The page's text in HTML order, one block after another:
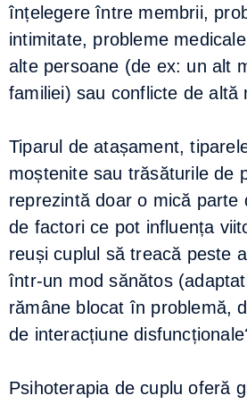
înțelegere între membrii,
intimitate, probleme
alte persoane (de ex: un alt
familiei) sau conflicte de altă
Tiparul de atașament,
moștenite sau trăsăturile de
reprezintă doar o mică parte
de factori ce pot influența
reuși cuplul să treacă peste
într-un mod sănătos
rămâne blocat în problemă,
de interacțiune
Psihoterapia de cuplu oferă